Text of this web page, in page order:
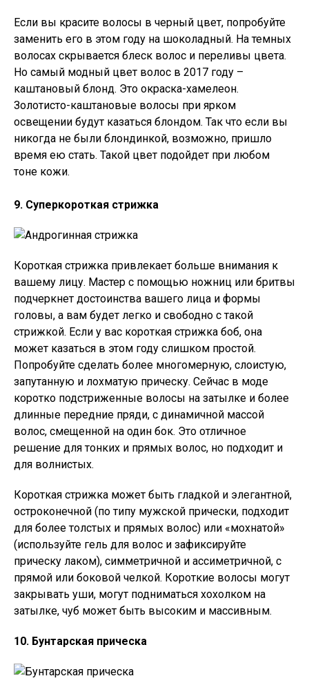
Если вы красите волосы в черный цвет, попробуйте
заменить его в этом году на шоколадный. На темных
волосах скрывается блеск волос и переливы цвета.
Но самый модный цвет волос в 2017 году –
каштановый блонд. Это окраска-хамелеон.
Золотисто-каштановые волосы при ярком
освещении будут казаться блондом. Так что если вы
никогда не были блондинкой, возможно, пришло
время ею стать. Такой цвет подойдет при любом
тоне кожи.
9. Суперкороткая стрижка
Короткая стрижка привлекает больше внимания к
вашему лицу. Мастер с помощью ножниц или бритвы
подчеркнет достоинства вашего лица и формы
головы, а вам будет легко и свободно с такой
стрижкой. Если у вас короткая стрижка боб, она
может казаться в этом году слишком простой.
Попробуйте сделать более многомерную, слоистую,
запутанную и лохматую прическу. Сейчас в моде
коротко подстриженные волосы на затылке и более
длинные передние пряди, с динамичной массой
волос, смещенной на один бок. Это отличное
решение для тонких и прямых волос, но подходит и
для волнистых.
Короткая стрижка может быть гладкой и элегантной,
остроконечной (по типу мужской прически, подходит
для более толстых и прямых волос) или «мохнатой»
(используйте гель для волос и зафиксируйте
прическу лаком), симметричной и ассиметричной, с
прямой или боковой челкой. Короткие волосы могут
закрывать уши, могут подниматься хохолком на
затылке, чуб может быть высоким и массивным.
10. Бунтарская прическа